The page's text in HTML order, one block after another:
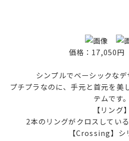
価格：17,050円
シンプルでベーシックなデ
プチプラなのに、手元と首元を美
テムです。
【リング】
2本のリングがクロスしてい
【Crossing】シ